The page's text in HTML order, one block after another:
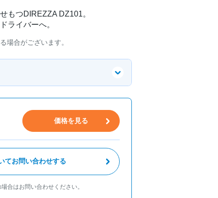
もつDIREZZA DZ101。
ライバーへ。
場合がございます。
価格を見る
てお問い合わせする
合はお問い合わせください。